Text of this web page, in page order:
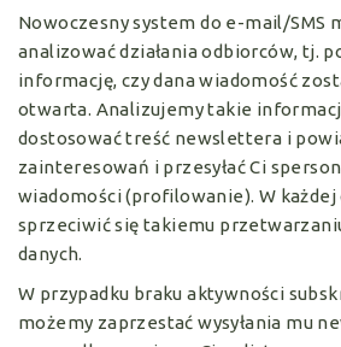
Nowoczesny system do e-mail/SMS
analizować działania odbiorców, tj.
informację, czy dana wiadomość
otwarta. Analizujemy takie
dostosować treść newslettera i
zainteresowań i przesyłać Ci
wiadomości (profilowanie). W
sprzeciwić się takiemu
danych.
W przypadku braku aktywności
możemy zaprzestać wysyłania mu